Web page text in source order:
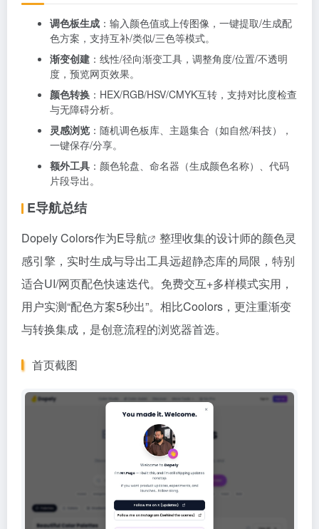
调色板生成 ：输入颜色值或上传图像，一键提取/生成配
色方案，支持互补/类似/三色等模式。
渐变创建 ：线性/径向渐变工具，调整角度/位置/不透明
度，预览网页效果。
颜色转换 ：HEX/RGB/HSV/CMYK互转，支持对比度检查
与无障碍分析。
灵感浏览 ：随机调色板库、主题集合（如自然/科技），
一键保存/分享。
额外工具 ：颜色轮盘、命名器（生成颜色名称）、代码
片段导出。
E导航总结
Dopely Colors作为E导航
整理收集的设计师的颜色灵
感引擎，实时生成与导出工具远超静态库的局限，特别
适合UI/网页配色快速迭代。免费交互+多样模式实用，
用户实测“配色方案5秒出”。相比Coolors，更注重渐变
与转换集成，是创意流程的浏览器首选。
首页截图